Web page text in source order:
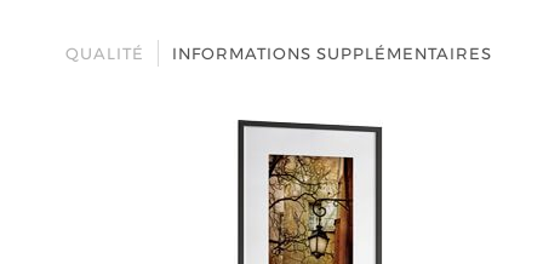
QUALITÉ INFORMATIONS SUPPLÉMENTAIRES